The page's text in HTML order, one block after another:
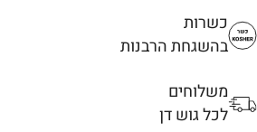
כשרות
בהשגחת הרבנות
משלוחים
לכל גוש דן